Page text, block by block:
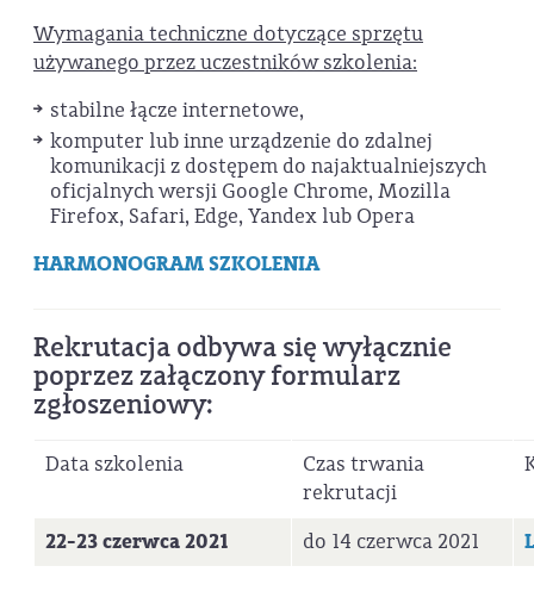
Wymagania techniczne dotyczące sprzętu
używanego przez uczestników szkolenia:
stabilne łącze internetowe,
komputer lub inne urządzenie do zdalnej
komunikacji z dostępem do najaktualniejszych
oficjalnych wersji Google Chrome, Mozilla
Firefox, Safari, Edge, Yandex lub Opera
HARMONOGRAM SZKOLENIA
Rekrutacja odbywa się wyłącznie
poprzez załączony formularz
zgłoszeniowy:
Data szkolenia
Czas trwania
rekrutacji
22-23 czerwca 2021 do 14 czerwca 2021